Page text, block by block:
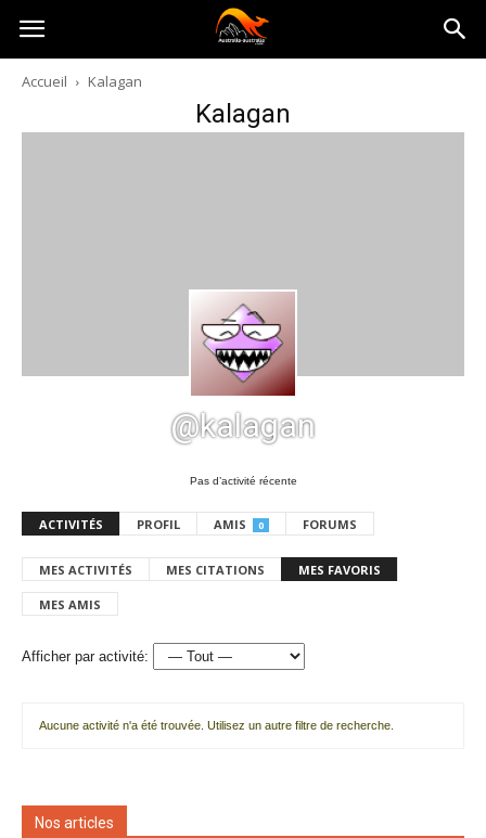
Australia-
australie.com
Accueil Kalagan
Kalagan
@kalagan
Pas d’activité récente
ACTIVITÉS PROFIL AMIS 0 FORUMS
MES ACTIVITÉS MES CITATIONS MES FAVORIS
MES AMIS
Afficher par activité:
Aucune activité n'a été trouvée. Utilisez un autre filtre de recherche.
Nos articles